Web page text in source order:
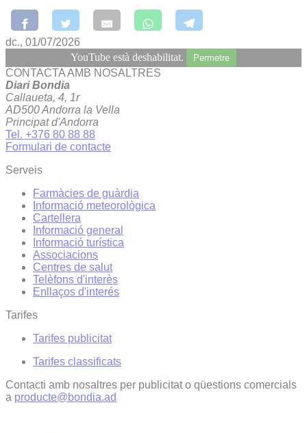
dc., 01/07/2026
YouTube està deshabilitat.
Permetre
CONTACTA AMB NOSALTRES
Diari Bondia
Callaueta, 4, 1r
AD500 Andorra la Vella
Principat d'Andorra
Tel. +376 80 88 88
Formulari de contacte
Serveis
Farmàcies de guàrdia
Informació meteorològica
Cartellera
Informació general
Informació turística
Associacions
Centres de salut
Telèfons d'interès
Enllaços d'interés
Tarifes
Tarifes publicitat
Tarifes classificats
Contacti amb nosaltres per publicitat o qüestions comercials
a producte@bondia.ad